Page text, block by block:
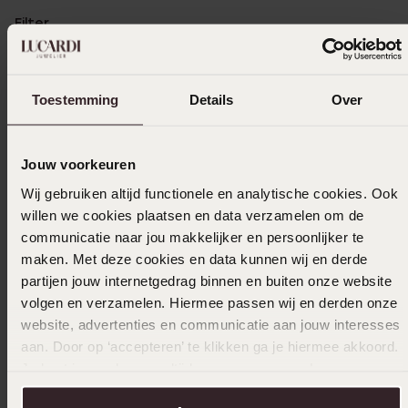
Toestemming Details Over
Jouw voorkeuren
Wij gebruiken altijd functionele en analytische cookies. Ook
willen we cookies plaatsen en data verzamelen om de
communicatie naar jou makkelijker en persoonlijker te
maken. Met deze cookies en data kunnen wij en derde
partijen jouw internetgedrag binnen en buiten onze website
volgen en verzamelen. Hiermee passen wij en derden onze
website, advertenties en communicatie aan jouw interesses
aan. Door op ‘accepteren’ te klikken ga je hiermee akkoord.
over in onscookiebeleid.
Filter
14-05-2026 - Dominique
20-02-2026 - Ad v.
Mooi oorbellen bijzonder tevreden